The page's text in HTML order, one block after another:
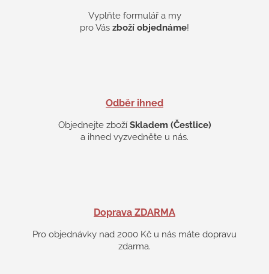
Vyplňte formulář a my
pro Vás zboží objednáme!
Odběr ihned
Objednejte zboží Skladem (Čestlice)
a ihned vyzvedněte u nás.
Doprava ZDARMA
Pro objednávky nad 2000 Kč u nás máte dopravu
zdarma.